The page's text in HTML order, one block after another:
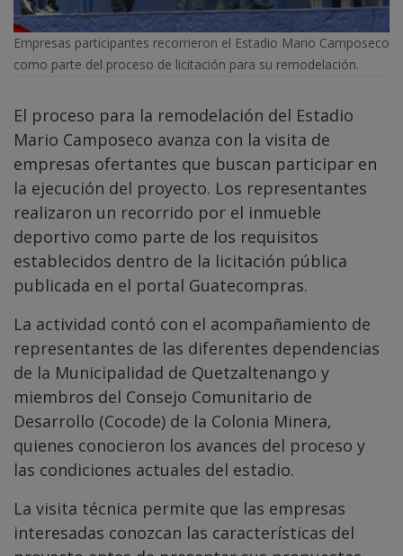
Empresas participantes recorrieron el Estadio Mario Camposeco
como parte del proceso de licitación para su remodelación.
El proceso para la remodelación del Estadio
Mario Camposeco avanza con la visita de
empresas ofertantes que buscan participar en
la ejecución del proyecto. Los representantes
realizaron un recorrido por el inmueble
deportivo como parte de los requisitos
establecidos dentro de la licitación pública
publicada en el portal Guatecompras.
La actividad contó con el acompañamiento de
representantes de las diferentes dependencias
de la Municipalidad de Quetzaltenango y
miembros del Consejo Comunitario de
Desarrollo (Cocode) de la Colonia Minera,
quienes conocieron los avances del proceso y
las condiciones actuales del estadio.
La visita técnica permite que las empresas
interesadas conozcan las características del